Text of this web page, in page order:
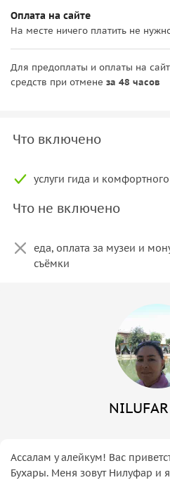
Оплата на сайте
На месте ничего платить не
Для предоплаты и оплаты на
средств при отмене за 48 часов
Что включено
услуги гида и
Что не включено
еда, оплата за музеи и
съёмки
NILUFAR
Ассалам у алейкум! Вас
Бухары. Меня зовут Нилуфар и